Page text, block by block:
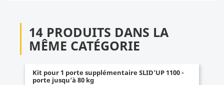
14 PRODUITS DANS LA
MÊME CATÉGORIE
Kit pour 1 porte supplémentaire SLID'UP 1100 -
porte jusqu'à 80 kg